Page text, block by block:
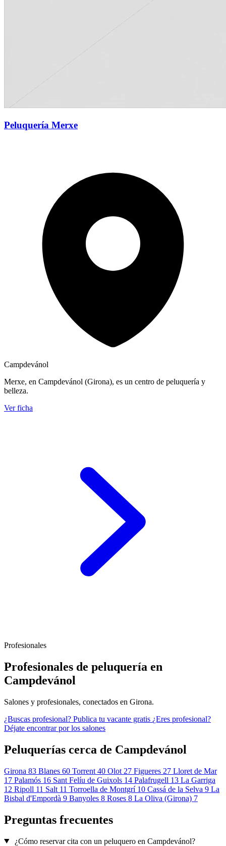
Peluquería Merxe
Campdevánol
Merxe, en Campdevánol (Girona), es un centro de peluquería y
belleza.
Ver ficha
Profesionales
Profesionales de peluquería en
Campdevánol
Salones y profesionales, conectados en Girona.
¿Buscas profesional? Publica tu vacante gratis ¿Eres profesional?
Déjate encontrar por los salones
Peluquerías cerca de Campdevánol
Girona 83 Blanes 60 Torrent 40 Olot 27 Figueres 27 Lloret de Mar
17 Palamós 16 Sant Felíu de Guixols 14 Palafrugell 13 La Garriga
12 Ripoll 11 Salt 11 Torroella de Montgrí 10 Cassá de la Selva 9 La
Bisbal d'Empordà 9 Banyoles 8 Roses 8 La Oliva (Girona) 7
Preguntas frecuentes
¿Cómo reservar cita con un peluquero en Campdevánol?